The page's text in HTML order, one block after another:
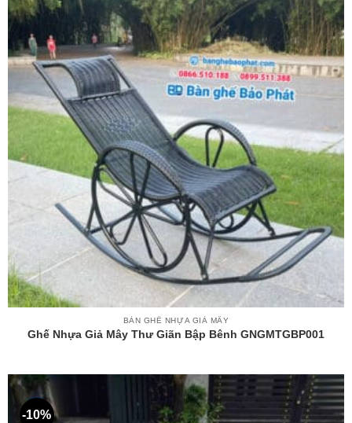
BÀN GHẾ NHỰA GIẢ MÂY
Ghế Nhựa Giả Mây Thư Giãn Bập Bênh GNGMTGBP001
-10%